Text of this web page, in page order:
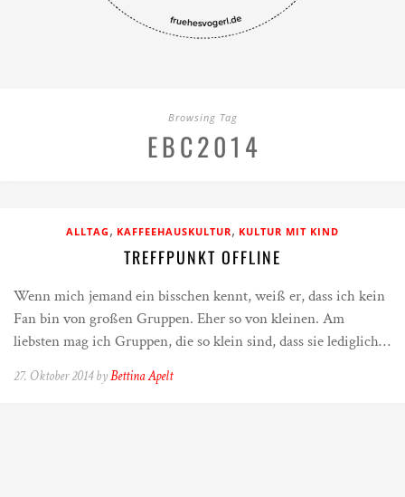
Browsing Tag
EBC2014
ALLTAG , KAFFEEHAUSKULTUR, KULTUR MIT KIND
TREFFPUNKT OFFLINE
Wenn mich jemand ein bisschen kennt, weiß er, dass ich kein
Fan bin von großen Gruppen. Eher so von kleinen. Am
liebsten mag ich Gruppen, die so klein sind, dass sie lediglich…
27. Oktober 2014 byBettina Apelt